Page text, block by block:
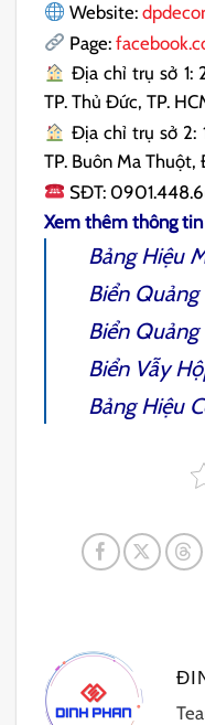
Website:
Page:
Địa chỉ trụ sở 1:
TP. Thủ Đức, TP.
Địa chỉ trụ sở 2:
TP. Buôn Ma Thuột,
SĐT:
Xem thêm thông tin
Bảng Hiệu
Biển
Biển Quảng
Biển Vẫy
Bảng Hiệu